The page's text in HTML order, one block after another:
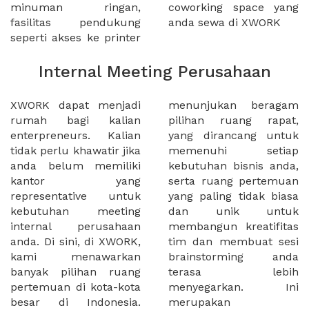
minuman ringan,
fasilitas pendukung
seperti akses ke printer
coworking space yang
anda sewa di XWORK
Internal Meeting Perusahaan
XWORK dapat menjadi
rumah bagi kalian
enterpreneurs. Kalian
tidak perlu khawatir jika
anda belum memiliki
kantor yang
representative untuk
kebutuhan meeting
internal perusahaan
anda. Di sini, di XWORK,
kami menawarkan
banyak pilihan ruang
pertemuan di kota-kota
besar di Indonesia.
menunjukan beragam
pilihan ruang rapat,
yang dirancang untuk
memenuhi setiap
kebutuhan bisnis anda,
serta ruang pertemuan
yang paling tidak biasa
dan unik untuk
membangun kreatifitas
tim dan membuat sesi
brainstorming anda
terasa lebih
menyegarkan. Ini
merupakan